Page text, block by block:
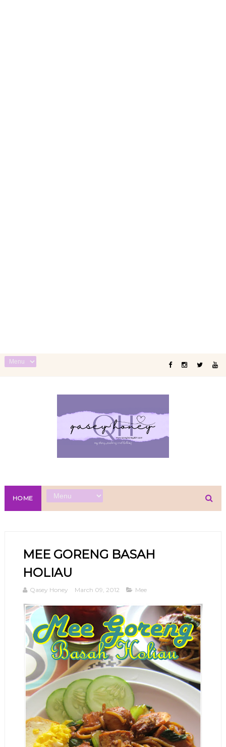
HOME
MEE GORENG BASAH
HOLIAU
Qasey Honey March 09, 2012 Mee